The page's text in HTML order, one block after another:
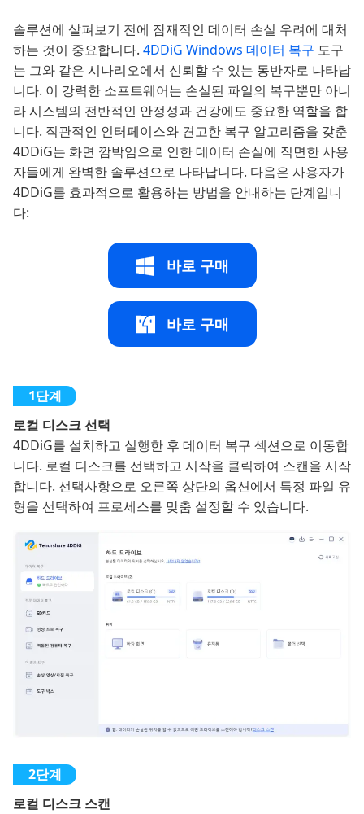
솔루션에 살펴보기 전에 잠재적인 데이터 손실 우려에 대처
하는 것이 중요합니다. 4DDiG Windows 데이터 복구 도구
는 그와 같은 시나리오에서 신뢰할 수 있는 동반자로 나타납
니다. 이 강력한 소프트웨어는 손실된 파일의 복구뿐만 아니
라 시스템의 전반적인 안정성과 건강에도 중요한 역할을 합
니다. 직관적인 인터페이스와 견고한 복구 알고리즘을 갖춘
4DDiG는 화면 깜박임으로 인한 데이터 손실에 직면한 사용
자들에게 완벽한 솔루션으로 나타납니다. 다음은 사용자가
4DDiG를 효과적으로 활용하는 방법을 안내하는 단계입니
다:
바로 구매
바로 구매
로컬 디스크 선택
4DDiG를 설치하고 실행한 후 데이터 복구 섹션으로 이동합
니다. 로컬 디스크를 선택하고 시작을 클릭하여 스캔을 시작
합니다. 선택사항으로 오른쪽 상단의 옵션에서 특정 파일 유
형을 선택하여 프로세스를 맞춤 설정할 수 있습니다.
로컬 디스크 스캔